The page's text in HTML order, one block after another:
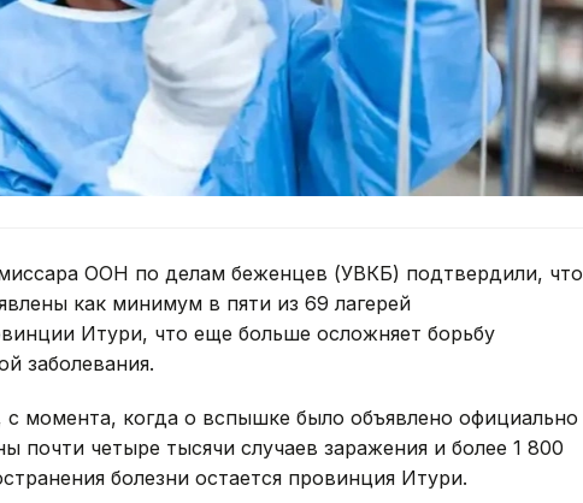
ООН по делам беженцев (УВКБ) подтвердили, что
как минимум в пяти из 69 лагерей
Итури, что еще больше осложняет борьбу
заболевания.
момента, когда о вспышке было объявлено официально
почти четыре тысячи случаев заражения и более 1 800
болезни остается провинция Итури.